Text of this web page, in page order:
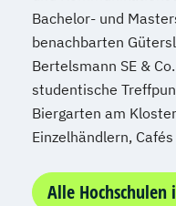
Bachelor- und
benachbarten
Bertelsmann SE &
studentische
Biergarten am
Einzelhändlern,
Alle Hochschulen